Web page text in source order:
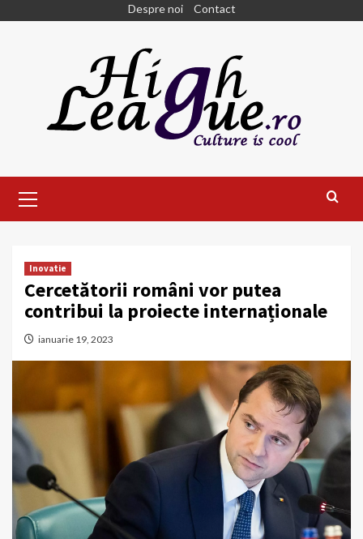
Despre noi Contact
Menu
Inovatie
Cercetătorii români vor putea
contribui la proiecte internaționale
ianuarie 19, 2023